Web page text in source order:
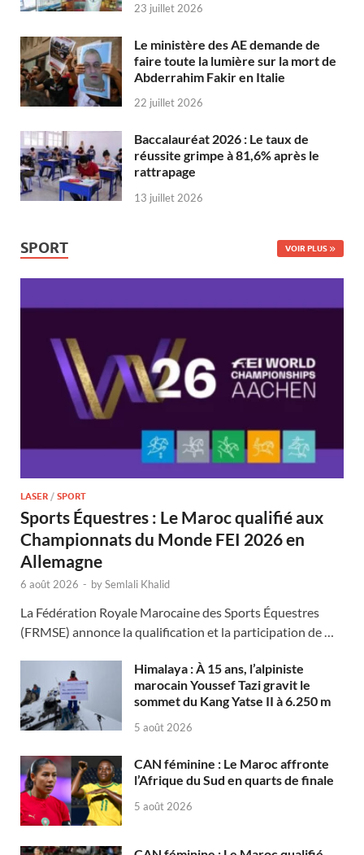
23 juillet 2026
Le ministère des AE demande de
faire toute la lumière sur la mort de
Abderrahim Fakir en Italie
22 juillet 2026
Baccalauréat 2026 : Le taux de
réussite grimpe à 81,6% après le
rattrapage
13 juillet 2026
SPORT VOIR PLUS
LASER / SPORT
Sports Équestres : Le Maroc qualifié aux
Championnats du Monde FEI 2026 en
Allemagne
6 août 2026 - bySemlali Khalid
La Fédération Royale Marocaine des Sports Équestres
(FRMSE) annonce la qualification et la participation de …
Himalaya : À 15 ans, l’alpiniste
marocain Youssef Tazi gravit le
sommet du Kang Yatse II à 6.250 m
5 août 2026
CAN féminine : Le Maroc affronte
l’Afrique du Sud en quarts de finale
5 août 2026